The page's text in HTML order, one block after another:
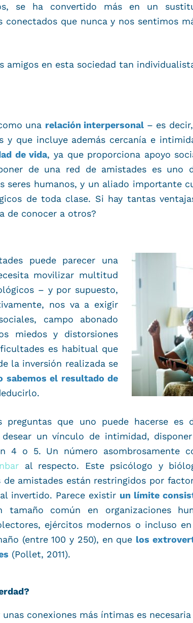
se ha convertido más en un
conectados que nunca y nos sentimos
amigos en esta sociedad tan
una relación interpersonal– es
y que incluye además cercanía e
de vida, ya que proporciona apoyo
de una red de amistades es uno
seres humanos, y un aliado importante
de toda clase. Si hay tantas
de conocer a otros?
puede parecer una
movilizar multitud
– y por supuesto,
nos va a exigir
campo abonado
miedos y distorsiones
es habitual que
la inversión realizada se
sabemos el resultado de
que uno puede hacerse es
un vínculo de intimidad,
4 o 5. Un número asombrosamente
al respecto. Este psicólogo y
amistades están restringidos por
invertido. Parece existir un límite
tamaño común en organizaciones
ejércitos modernos o incluso
(entre 100 y 250), en que los
(Pollet, 2011).
conexiones más íntimas es